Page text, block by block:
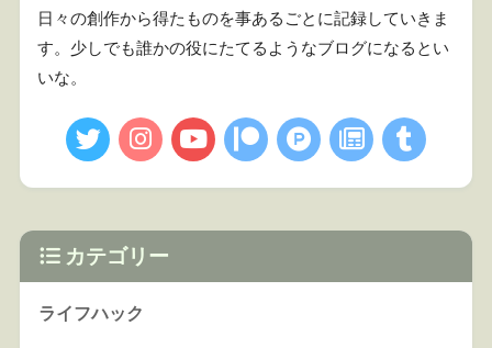
日々の創作から得たものを事あるごとに記録していきま
す。少しでも誰かの役にたてるようなブログになるとい
いな。
カテゴリー
ライフハック